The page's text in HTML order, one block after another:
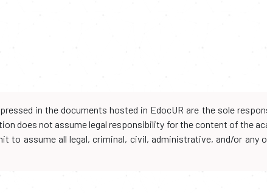
in the documents hosted in EdocUR are the sole
does not assume legal responsibility for the content of the
to assume all legal, criminal, civil, administrative, and/or